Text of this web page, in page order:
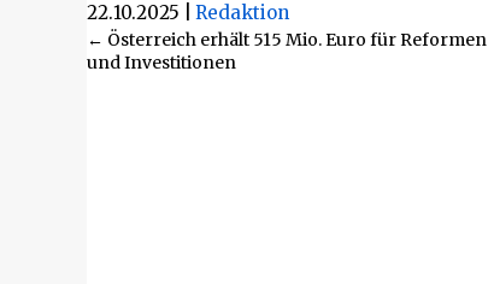
22.10.2025 Redaktion
Beitragsnavigation
← Österreich erhält 515 Mio. Euro für Reformen
und Investitionen